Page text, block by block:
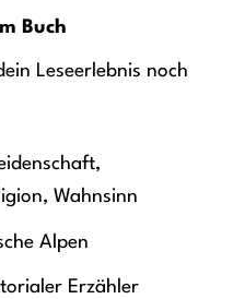
Buch
Leseerlebnis noch
Wahnsinn
Alpen
Erzähler